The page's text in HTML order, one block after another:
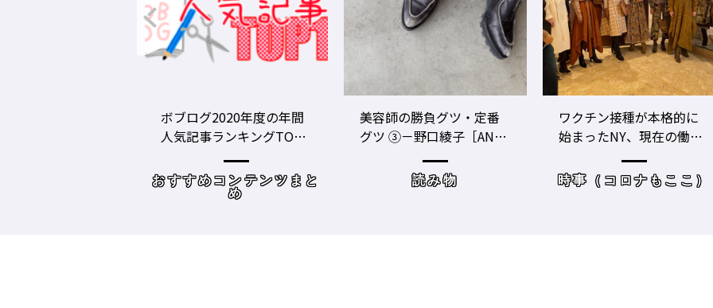
美容師の勝負グツ・定番
グツ ③－野口綾子［AND
THE BRICKS（アンドザブ
リックス）／神奈川県鎌
倉市］の場合－
読み物
ワクチン接種が本格的に
始まったNY、現在の働き
方＆街の様子
時事（コロナもここ）
美容師のビジネスパフォ
ーマンスをあげる！ ト
レーニングジムに潜入
サロンワーク・売り上